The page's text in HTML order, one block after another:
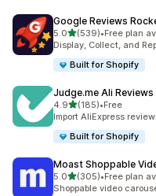
Google Reviews
5.0별 5개 중
(539)
총 리뷰 539개
•Free plan
Display, Collect, and
Built for Shopify
Judge.me Ali
4.9별 5개 중
(185)
총 리뷰 185개
•Free
Import AliExpress
Built for Shopify
Moast Shoppable
5.0별 5개 중
(305)
총 리뷰 305개
•Free plan
Shoppable video